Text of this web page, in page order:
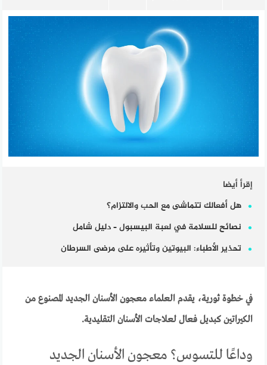
إقرأ أيضا
هل أفعالك تتماشى مع الحب والالتزام؟
نصائح للسلامة في لعبة البيسبول – دليل شامل
تحذير الأطباء: البيوتين وتأثيره على مرضى السرطان
في خطوة ثورية، يقدم العلماء معجون الأسنان الجديد المصنوع من
الكيراتين كبديل فعال لعلاجات الأسنان التقليدية.
وداعًا للتسوس؟ معجون الأسنان الجديد